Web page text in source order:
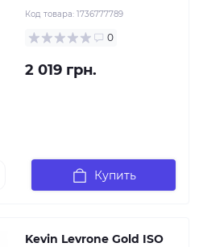
Код товара: 1736777789
0
2 019 грн.
Купить
Kevin Levrone Gold ISO